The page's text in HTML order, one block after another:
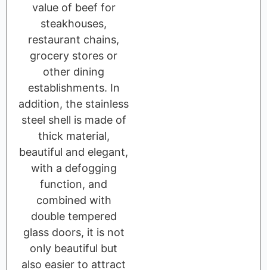
value of beef for
steakhouses,
restaurant chains,
grocery stores or
other dining
establishments. In
addition, the stainless
steel shell is made of
thick material,
beautiful and elegant,
with a defogging
function, and
combined with
double tempered
glass doors, it is not
only beautiful but
also easier to attract